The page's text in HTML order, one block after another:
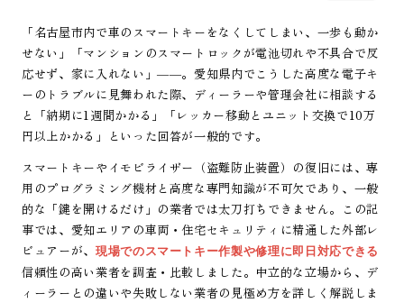
「名古屋市内で車のスマートキーをなくしてしまい、一歩も動か
せない」「マンションのスマートロックが電池切れや不具合で反
応せず、家に入れない」――。愛知県内でこうした高度な電子キ
ーのトラブルに見舞われた際、ディーラーや管理会社に相談する
と「納期に1週間かかる」「レッカー移動とユニット交換で10万
円以上かかる」といった回答が一般的です。
スマートキーやイモビライザー（盗難防止装置）の復旧には、専
用のプログラミング機材と高度な専門知識が不可欠であり、一般
的な「鍵を開けるだけ」の業者では太刀打ちできません。この記
事では、愛知エリアの車両・住宅セキュリティに精通した外部レ
ビュアーが、
現場でのスマートキー作製や修理に即日対応できる
信頼性の高い業者を調査・比較しました。中立的な立場から、デ
ィーラーとの違いや失敗しない業者の見極め方を詳しく解説しま